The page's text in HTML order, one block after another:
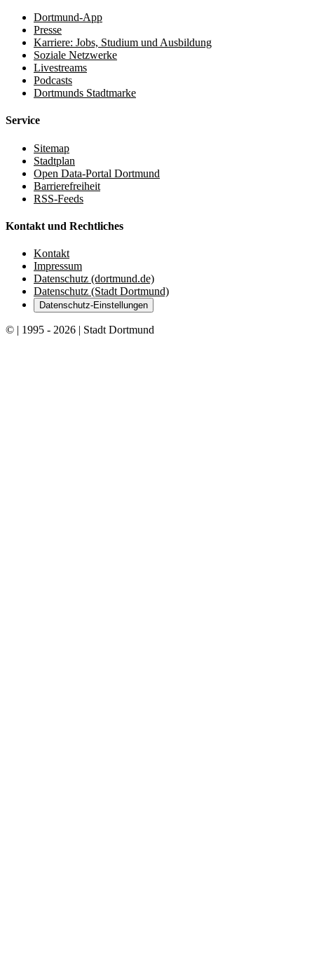
Dortmund-App
Presse
Karriere: Jobs, Studium und Ausbildung
Soziale Netzwerke
Livestreams
Podcasts
Dortmunds Stadtmarke
Service
Sitemap
Stadtplan
Open Data-Portal Dortmund
Barrierefreiheit
RSS-Feeds
Kontakt und Rechtliches
Kontakt
Impressum
Datenschutz (dortmund.de)
Datenschutz (Stadt Dortmund)
Datenschutz-Einstellungen
© | 1995 - 2026 | Stadt Dortmund